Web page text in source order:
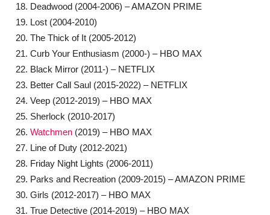
Deadwood (2004-2006) – AMAZON PRIME
Lost (2004-2010)
The Thick of It (2005-2012)
Curb Your Enthusiasm (2000-) – HBO MAX
Black Mirror (2011-) – NETFLIX
Better Call Saul (2015-2022) – NETFLIX
Veep (2012-2019) – HBO MAX
Sherlock (2010-2017)
Watchmen (2019) – HBO MAX
Line of Duty (2012-2021)
Friday Night Lights (2006-2011)
Parks and Recreation (2009-2015) – AMAZON PRIME
Girls (2012-2017) – HBO MAX
True Detective (2014-2019) – HBO MAX